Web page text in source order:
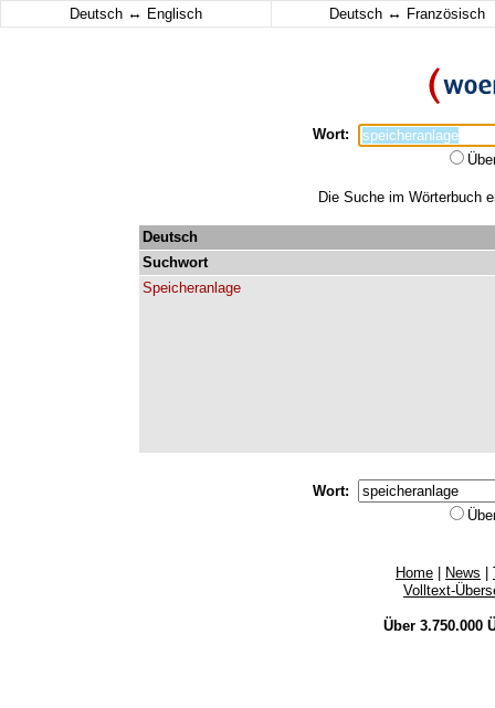
Deutsch ↔ Englisch Deutsch ↔ Französisch
Wort:
Die Suche im Wörterbuch
Deutsch
Suchwort
Speicheranlage
Wort:
Home News
Volltext-
Über 3.750.000